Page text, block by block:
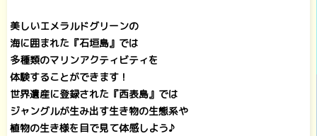
美しいエメラルドグリーンの
海に囲まれた『石垣島』では
多種類のマリンアクティビティを
体験することができます！
世界遺産に登録された『西表島』では
ジャングルが生み出す生き物の生態系や
植物の生き様を目で見て体感しよう♪